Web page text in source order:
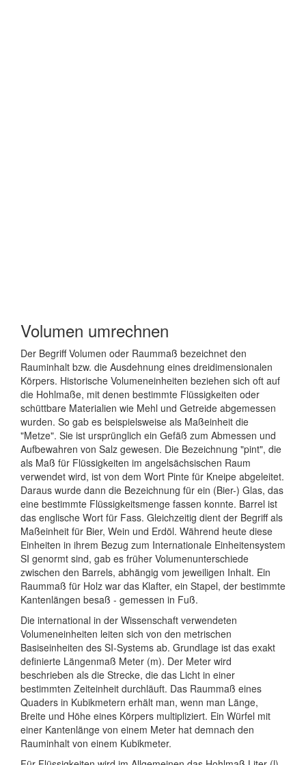
Volumen umrechnen
Der Begriff Volumen oder Raummaß bezeichnet den
Rauminhalt bzw. die Ausdehnung eines dreidimensionalen
Körpers. Historische Volumeneinheiten beziehen sich oft auf
die Hohlmaße, mit denen bestimmte Flüssigkeiten oder
schüttbare Materialien wie Mehl und Getreide abgemessen
wurden. So gab es beispielsweise als Maßeinheit die
"Metze". Sie ist ursprünglich ein Gefäß zum Abmessen und
Aufbewahren von Salz gewesen. Die Bezeichnung "pint", die
als Maß für Flüssigkeiten im angelsächsischen Raum
verwendet wird, ist von dem Wort Pinte für Kneipe abgeleitet.
Daraus wurde dann die Bezeichnung für ein (Bier-) Glas, das
eine bestimmte Flüssigkeitsmenge fassen konnte. Barrel ist
das englische Wort für Fass. Gleichzeitig dient der Begriff als
Maßeinheit für Bier, Wein und Erdöl. Während heute diese
Einheiten in ihrem Bezug zum Internationale Einheitensystem
SI genormt sind, gab es früher Volumenunterschiede
zwischen den Barrels, abhängig vom jeweiligen Inhalt. Ein
Raummaß für Holz war das Klafter, ein Stapel, der bestimmte
Kantenlängen besaß - gemessen in Fuß.
Die international in der Wissenschaft verwendeten
Volumeneinheiten leiten sich von den metrischen
Basiseinheiten des SI-Systems ab. Grundlage ist das exakt
definierte Längenmaß Meter (m). Der Meter wird
beschrieben als die Strecke, die das Licht in einer
bestimmten Zeiteinheit durchläuft. Das Raummaß eines
Quaders in Kubikmetern erhält man, wenn man Länge,
Breite und Höhe eines Körpers multipliziert. Ein Würfel mit
einer Kantenlänge von einem Meter hat demnach den
Rauminhalt von einem Kubikmeter.